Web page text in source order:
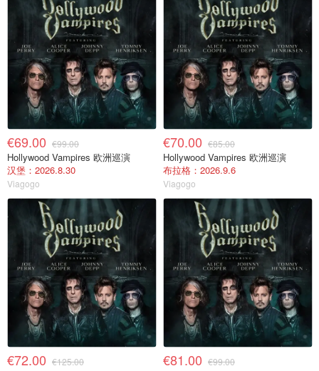
€69.00 €99.00
Hollywood Vampires 欧洲巡演
汉堡：2026.8.30
Viagogo
€70.00 €85.00
Hollywood Vampires 欧洲巡演
布拉格：2026.9.6
Viagogo
€72.00 €125.00 €81.00 €99.00